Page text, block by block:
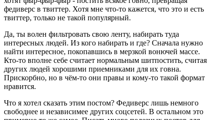
федиверс в твиттер. Хотя мне что-то кажется, что это и есть
твиттер, только не такой популярный.
Да, ты волен фильтровать свою ленту, набирать туда
интересных людей. Из кого набирать и где? Сначала нужно
найти интересное, покопавшись в мерзкой вонючей массе.
Кто-то вполне себе считает нормальным шитпостить, считая
других людей хорошими приемниками для их говна.
Прискорбно, но в чём-то они правы и кому-то такой формат
нравится.
Что я хотел сказать этим постом? Федиверс лишь немного
свободнее и независимее других соцсетей. В остальном это